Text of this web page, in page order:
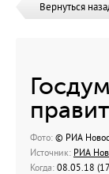
Вернуться
Фото: © РИА
Источник: РИА
Когда: 08.05.18